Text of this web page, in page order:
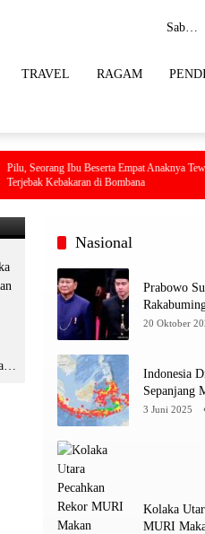
Sabtu,
TRAVEL RAGAM
Beserta Empat Anaknya Tewas
di Bombana
HEADLINE
Gempa M 5,4
Gunung
Nasional
Prabowo
Jadi
20 Oktober
Indonesia
Sepanjang
Wilayah
3 Juni 2025
Kolaka
MURI